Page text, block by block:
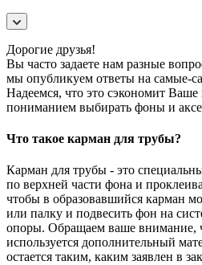
Дорогие друзья!
Вы часто задаете нам разные
мы опубликуем ответы на самые-
Надеемся, что это сэкономит Ваше
пониманием выбирать фоны и
Что такое карман для трубы?
Карман для трубы - это
по верхней части фона и
чтобы в образовавшийся карман
или палку и подвесить фон на
опоры. Обращаем ваше внимание,
используется дополнительный
остается таким, каким заявлен в